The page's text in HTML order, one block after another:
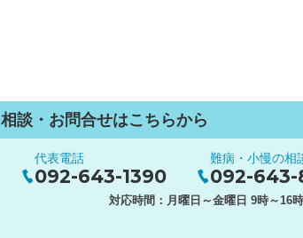
相談・お問合せはこちらから
代表電話
092-643-1390
難病・小慢の相
092-643-
対応時間： 月曜日～金曜日 9時～16